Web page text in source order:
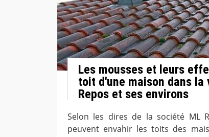
Les mousses et leurs
toit d'une maison dans la
Repos et ses environs
Selon les dires de la société ML
peuvent envahir les toits des